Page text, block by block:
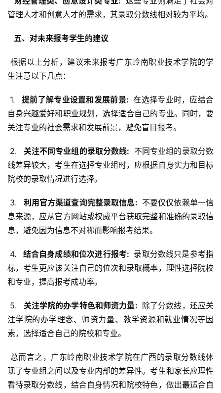
管理人才和创意人才的需求，其录取分数线相对较为平均。
  五、对未来报考学生的建议
生注意以下几点：
1.
  提前了解专业设置和发展前景:
在选择专业时，应结合
自身兴趣爱好和职业规划，选择适合自己的专业。同时，要
关注专业的社会需求和发展前景，避免盲目报考。
2.
  关注不同专业组的录取分数线:
不同专业组的录取分数
线差异较大，考生在选择专业组时，应根据自身实力和目标
院校的录取情况进行选择。
3.
  利用官方渠道查询完整录取信息:
不要仅仅依赖单一信
息来源，应从官方网站或权威平台获取完整和准确的录取信
息，避免因为信息不对称而影响报考结果。
4.
  结合自身成绩和位次进行报考:
录取分数线只是参考指
标，考生更应该关注自己的位次和录取概率，理性选择院校
和专业，提高报考成功率。
5.
  关注学院的办学特色和师资力量:
除了分数线，还应关
注学院的办学理念、师资力量、教学资源和就业情况等因
素，选择适合自己的院校和专业。
现了专业组之间以及专业内部的差异性。考生和家长应理性
看待录取分数线，结合自身情况和院校特色，做出最适合自